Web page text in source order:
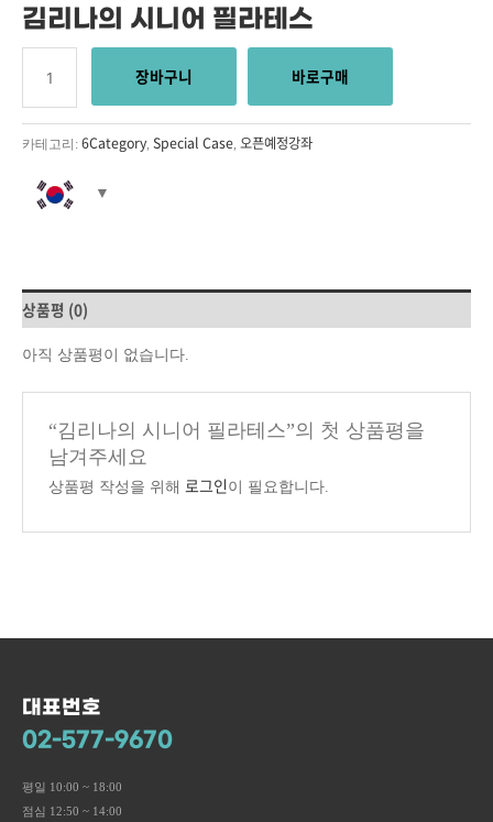
김리나의 시니어 필라테스
장바구니 바로구매
카테고리: 6Category, Special Case, 오픈예정강좌
상품평 (0)
아직 상품평이 없습니다.
“김리나의 시니어 필라테스”의 첫 상품평을
남겨주세요
상품평 작성을 위해 로그인 이 필요합니다.
대표번호
02-577-9670
평일 10:00 ~ 18:00
점심 12:50 ~ 14:00